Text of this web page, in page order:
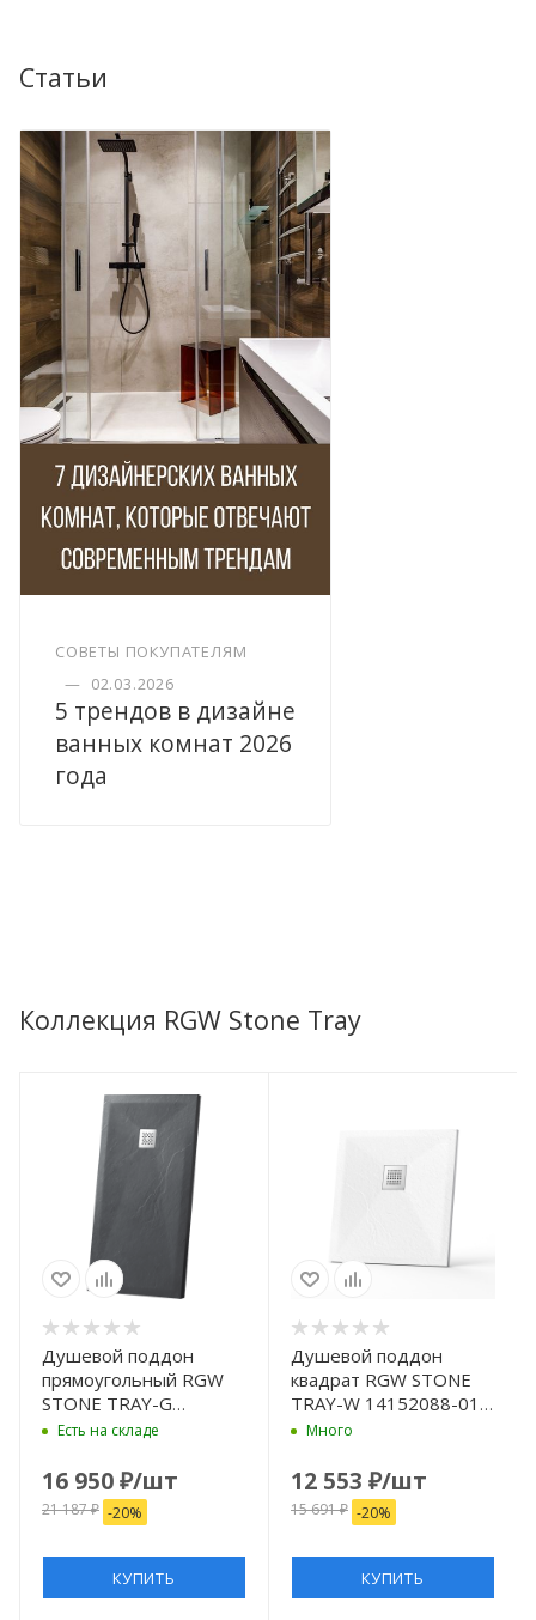
Статьи
СОВЕТЫ ПОКУПАТЕЛЯМ
— 02.03.2026
5 трендов в дизайне
ванных комнат 2026
года
Коллекция RGW Stone Tray
Душевой поддон
прямоугольный RGW
STONE TRAY-G
14152812-02-11
Есть на складе
16 950₽/шт
21 187₽ -20%
КУПИТЬ
Душевой поддон
квадрат RGW STONE
TRAY-W 14152088-01-
11 800x800
Много
12 553 ₽/шт
15 691₽ -20%
КУПИТЬ